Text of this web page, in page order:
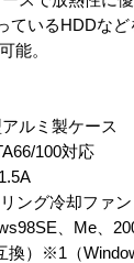
いるHDDなど
能。
ルミ製ケース
100対応
ング冷却ファン
、Me、
）※1（